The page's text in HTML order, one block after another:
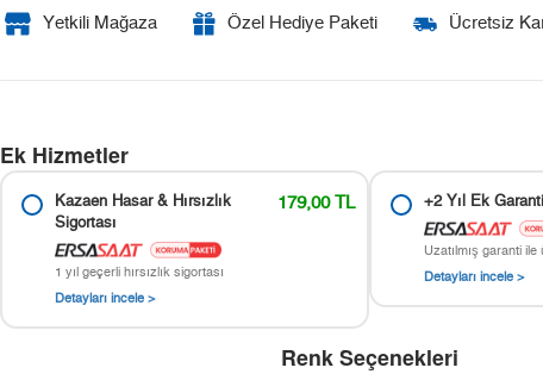
Yetkili Mağaza Özel Hediye Paketi Ücretsiz
Ek Hizmetler
Kazaen Hasar & Hırsızlık
Sigortası
179,00 TL
1 yıl geçerli hırsızlık sigortası
Detayları incele >
+2 Yıl Ek
Uzatılmış garanti
Detayları incele >
Renk Seçenekleri